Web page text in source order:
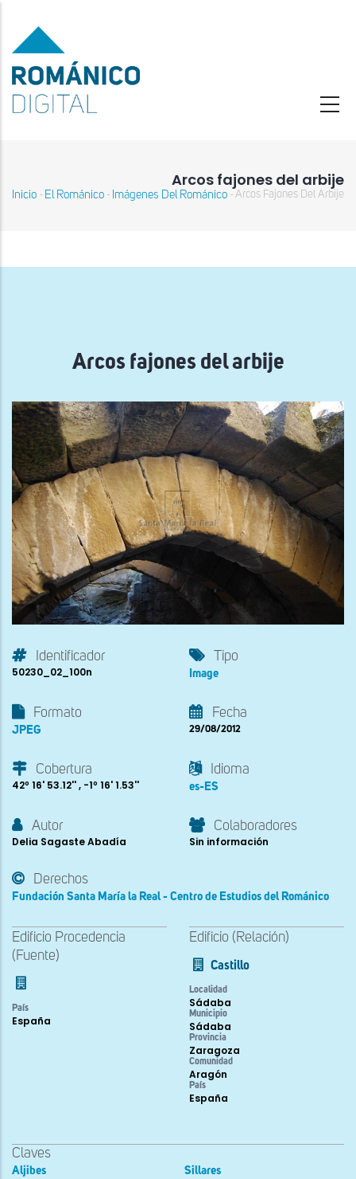
contenido
principal
Arcos fajones del arbije
Sobrescribir
navegación
Inicio - El Románico - Imágenes Del Románico - Arcos Fajones Del Arbije
Arcos fajones del arbije
Identificador
50230_02_100n
Tipo
Image
Formato
JPEG
Fecha
29/08/2012
Cobertura
42º 16' 53.12'' , -1º 16' 1.53''
Idioma
es-ES
Autor
Delia Sagaste Abadía
Colaboradores
Sin información
Derechos
Fundación Santa María la Real - Centro de Estudios del Románico
Edificio Procedencia
(Fuente)
País
España
Edificio (Relación)
Castillo
Localidad
Sádaba
Municipio
Sádaba
Provincia
Zaragoza
Comunidad
Aragón
País
España
Claves
Aljibes
Sillares